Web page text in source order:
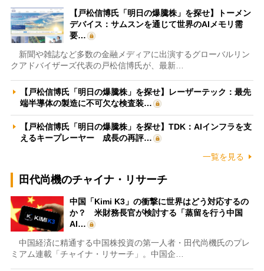
【戸松信博氏「明日の爆騰株」を探せ】トーメン
デバイス：サムスンを通じて世界のAIメモリ需
要…
新聞や雑誌など多数の金融メディアに出演するグローバルリン
クアドバイザーズ代表の戸松信博氏が、最新…
【戸松信博氏「明日の爆騰株」を探せ】レーザーテック：最先
端半導体の製造に不可欠な検査装…
【戸松信博氏「明日の爆騰株」を探せ】TDK：AIインフラを支
えるキープレーヤー 成長の再評…
一覧を見る
田代尚機のチャイナ・リサーチ
中国「Kimi K3」の衝撃に世界はどう対応するの
か？ 米財務長官が検討する「蒸留を行う中国
AI…
中国経済に精通する中国株投資の第一人者・田代尚機氏のプレ
ミアム連載「チャイナ・リサーチ」。中国企…